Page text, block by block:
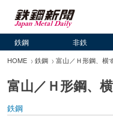
鉄鋼 非鉄
HOME 鉄鋼 富山／Ｈ形鋼、横
富山／Ｈ形鋼、
鉄鋼